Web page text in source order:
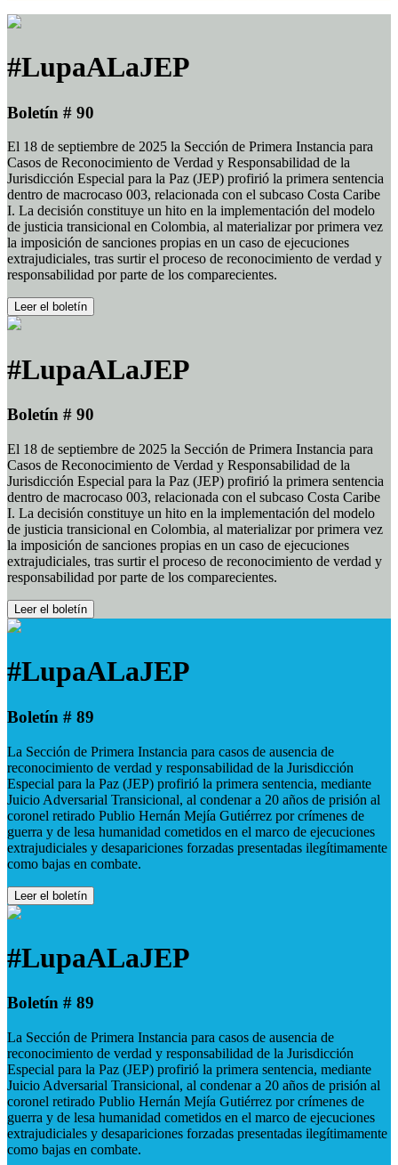
#LupaALaJEP
Boletín # 90
El 18 de septiembre de 2025 la Sección de Primera Instancia para
Casos de Reconocimiento de Verdad y Responsabilidad de la
Jurisdicción Especial para la Paz (JEP) profirió la primera sentencia
dentro de macrocaso 003, relacionada con el subcaso Costa Caribe
I. La decisión constituye un hito en la implementación del modelo
de justicia transicional en Colombia, al materializar por primera vez
la imposición de sanciones propias en un caso de ejecuciones
extrajudiciales, tras surtir el proceso de reconocimiento de verdad y
responsabilidad por parte de los comparecientes.
Leer el boletín
#LupaALaJEP
Boletín # 90
El 18 de septiembre de 2025 la Sección de Primera Instancia para
Casos de Reconocimiento de Verdad y Responsabilidad de la
Jurisdicción Especial para la Paz (JEP) profirió la primera sentencia
dentro de macrocaso 003, relacionada con el subcaso Costa Caribe
I. La decisión constituye un hito en la implementación del modelo
de justicia transicional en Colombia, al materializar por primera vez
la imposición de sanciones propias en un caso de ejecuciones
extrajudiciales, tras surtir el proceso de reconocimiento de verdad y
responsabilidad por parte de los comparecientes.
Leer el boletín
#LupaALaJEP
Boletín # 89
La Sección de Primera Instancia para casos de ausencia de
reconocimiento de verdad y responsabilidad de la Jurisdicción
Especial para la Paz (JEP) profirió la primera sentencia, mediante
Juicio Adversarial Transicional, al condenar a 20 años de prisión al
coronel retirado Publio Hernán Mejía Gutiérrez por crímenes de
guerra y de lesa humanidad cometidos en el marco de ejecuciones
extrajudiciales y desapariciones forzadas presentadas ilegítimamente
como bajas en combate.
Leer el boletín
#LupaALaJEP
Boletín # 89
La Sección de Primera Instancia para casos de ausencia de
reconocimiento de verdad y responsabilidad de la Jurisdicción
Especial para la Paz (JEP) profirió la primera sentencia, mediante
Juicio Adversarial Transicional, al condenar a 20 años de prisión al
coronel retirado Publio Hernán Mejía Gutiérrez por crímenes de
guerra y de lesa humanidad cometidos en el marco de ejecuciones
extrajudiciales y desapariciones forzadas presentadas ilegítimamente
como bajas en combate.